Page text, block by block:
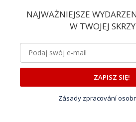
NAJWAŻNIEJSZE
W TWOJEJ
ZAPISZ SIĘ!
Zásady zpracování